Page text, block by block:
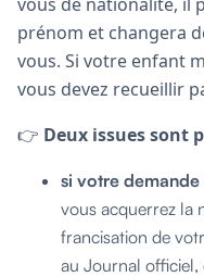
prénom et changera
vous. Si votre enfant
vous devez recueillir
👉 Deux issues sont
si votre
vous acquerrez la
francisation de
au Journal officiel,